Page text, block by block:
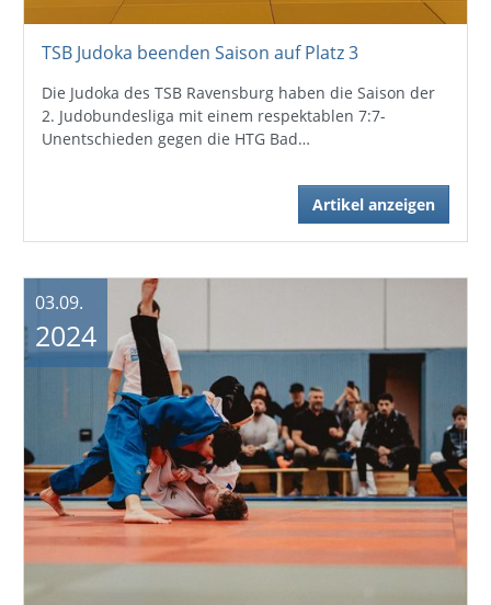
TSB Judoka beenden Saison auf Platz 3
Die Judoka des TSB Ravensburg haben die Saison der
2. Judobundesliga mit einem respektablen 7:7-
Unentschieden gegen die HTG Bad…
Artikel anzeigen
03.09.
2024